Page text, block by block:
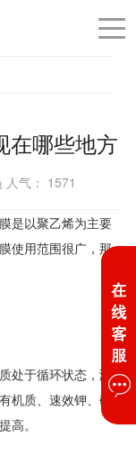
在哪些地方
气： 1571
是以聚乙烯为主要
使用范围很广，那
处于循环状态，测
机质、速效钾、碱
高。